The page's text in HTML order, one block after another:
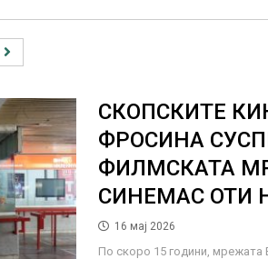
СКОПСКИТЕ
ФРОСИНА
ФИЛМСКАТА
СИНЕМАС ОТИ
16 мај 2026
По скоро 15 години, мрежата